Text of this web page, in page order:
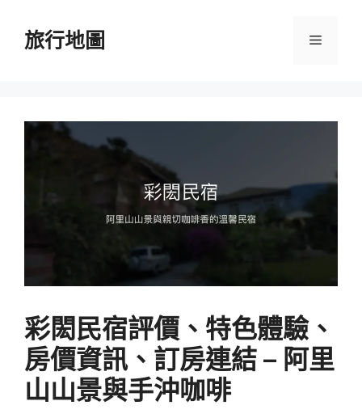
旅行地圖 選
彩閎民宿評價、特色體驗、
房價資訊、訂房連結 – 阿里
山山景與手沖咖啡